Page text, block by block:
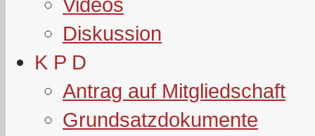
Diskussion
K P D
Antrag auf Mitgliedschaft
Grundsatzdokumente